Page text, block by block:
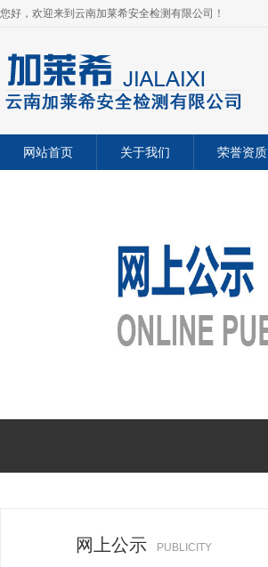
您好，欢迎来到云南加莱希安全检测有限公司！
网站首页 关于我们 荣誉资质
网上公示 PUBLICITY